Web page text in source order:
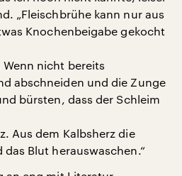
„Fleischbrühe kann nur aus
Knochenbeigabe gekocht
Wenn nicht bereits
abschneiden und die Zunge
bürsten, dass der Schleim
Aus dem Kalbsherz die
Blut herauswaschen.“